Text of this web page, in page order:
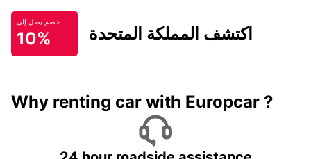
خصم يصل إلى
10% اكتشف المملكة المتحدة
Why renting car with Europcar ?